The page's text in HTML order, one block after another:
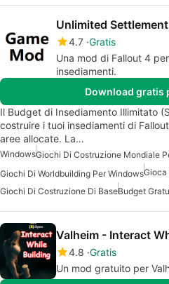
Unlimited
4.7 Gratis
Una mod di Fallout 4
insediamenti.
Download gratis
Il Budget di Insediamento Illimitato
costruire i tuoi insediamenti di
aree allocate. La…
Windows
Giochi Di Worldbuilding Per WindowsGioca
Giochi Di Costruzione Di BaseBudget
Valheim - Interact
4.8 Gratis
Un mod gratuito per